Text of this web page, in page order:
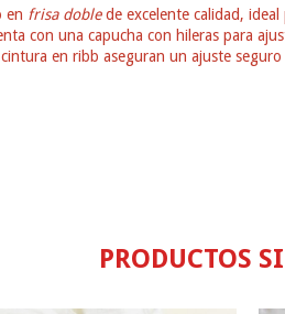
en frisa doblede excelente calidad, ideal
con una capucha con hileras para
en ribb aseguran un ajuste seguro
PRODUCTOS